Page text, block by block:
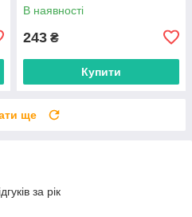
постачальника
В наявності
243 ₴
Купити
ще
за рік